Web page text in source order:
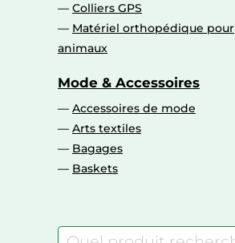
Colliers GPS
Matériel orthopédique pour
animaux
Mode & Accessoires
Accessoires de mode
Arts textiles
Bagages
Baskets